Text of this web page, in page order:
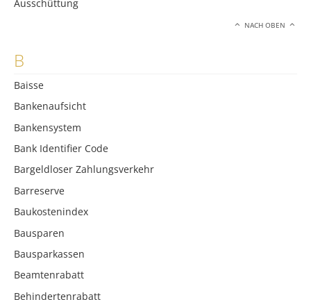
Ausschüttung
NACH OBEN
B
Baisse
Bankenaufsicht
Bankensystem
Bank Identifier Code
Bargeldloser Zahlungsverkehr
Barreserve
Baukostenindex
Bausparen
Bausparkassen
Beamtenrabatt
Behindertenrabatt